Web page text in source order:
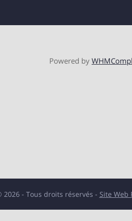
Powered by
- Tous droits réservés - Site Web